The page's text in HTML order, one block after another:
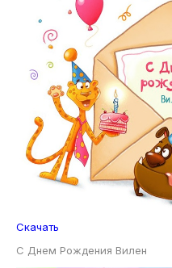
Скачать
С Днем Рождения Вилен